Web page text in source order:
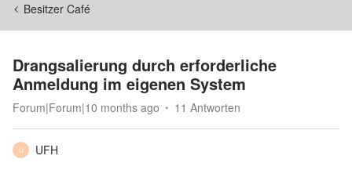
Besitzer Café
Drangsalierung durch erforderliche
Anmeldung im eigenen System
Forum|Forum|10 months ago 11 Antworten
U
UFH